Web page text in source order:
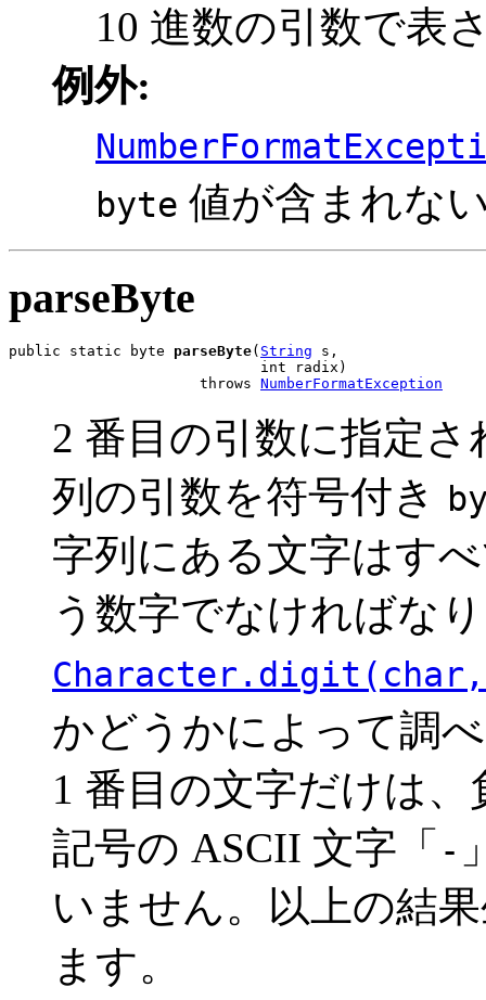
10 進数の引数で表
例外:
byte 値が含まれな
parseByte
public static byte parseByte( String s,
                             int radix)
                      throws
NumberFormatException
2 番目の引数に指定
列の引数を符号付き
字列にある文字はす
う数字でなければな
かどうかによって調
1 番目の文字だけは
記号の ASCII 文字「 -
いません。以上の結
ます。